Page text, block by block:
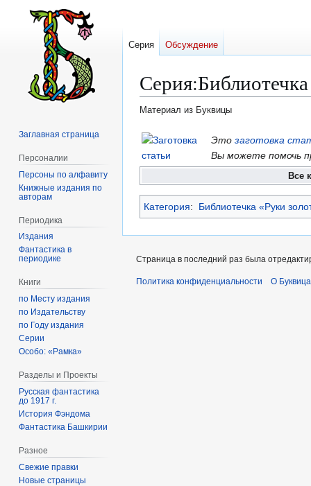
Серия:
Материал из Буквицы
Перейти
навигации
Перейти
поиску
Это заготовка
Вы можете помочь
Все
Категория: Библиотечка «Руки
Серия Обсуждение
Заглавная страница
Персоналии
Персоны по алфавиту
Книжные издания по
авторам
Периодика
Издания
Фантастика в
периодике
Книги
по Месту издания
по Издательству
по Году издания
Серии
Особо: «Рамка»
Разделы и Проекты
Русская фантастика
до 1917 г.
История Фэндома
Фантастика Башкирии
Разное
Свежие правки
Новые страницы
Страница в последний раз была
Политика конфиденциальности О Буквица